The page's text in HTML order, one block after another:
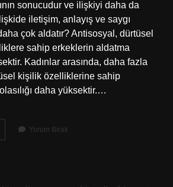
sonucudur ve ilişkiyi daha da
iletişim, anlayış ve saygı
çok aldatır? Antisosyal, dürtüsel
sahip erkeklerin aldatma
Kadınlar arasında, daha fazla
kişilik özelliklerine sahip
daha yüksektir.…
Yorum Bırak